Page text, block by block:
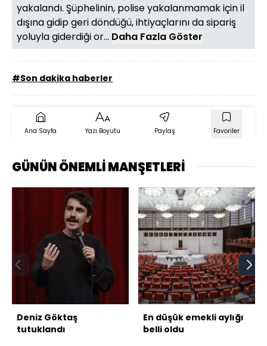
yakalandı. Şüphelinin, polise yakalanmamak için il
dışına gidip geri döndüğü, ihtiyaçlarını da sipariş
yoluyla giderdiği or... Daha Fazla Göster
#Son dakika haberler
Ana Sayfa Yazı Boyutu Paylaş Favoriler
GÜNÜN ÖNEMLİ MANŞETLERİ
Deniz Göktaş
tutuklandı
En düşük emekli aylığı
belli oldu